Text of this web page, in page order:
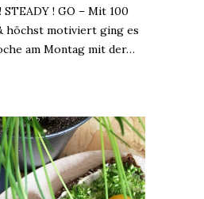
STEADY ! GO – Mit 100
höchst motiviert ging es
am Montag mit der…